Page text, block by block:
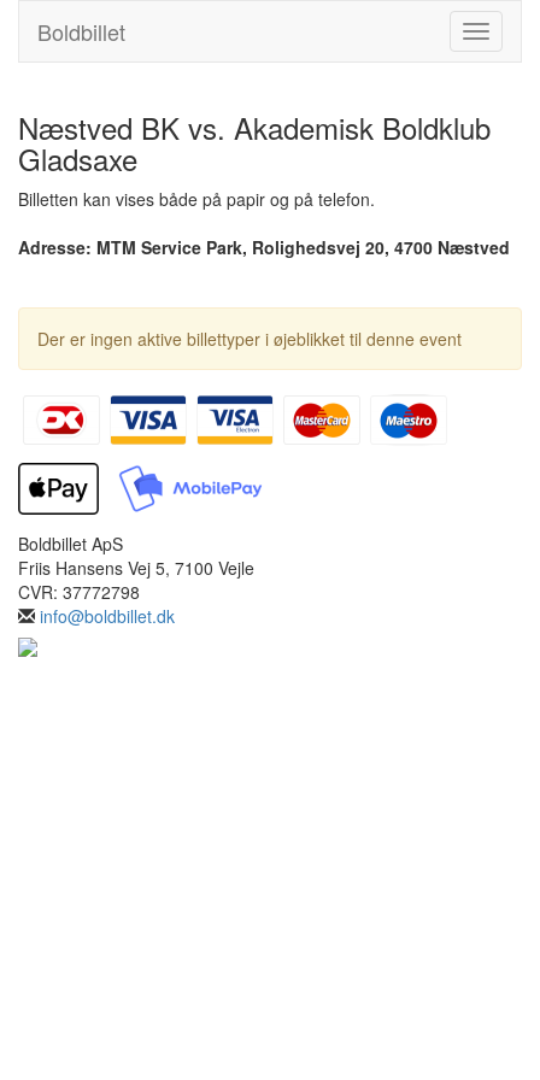
Toggle
Boldbillet
Næstved BK vs. Akademisk Boldklub
Gladsaxe
Billetten kan vises både på papir og på telefon.
Adresse: MTM Service Park, Rolighedsvej 20, 4700 Næstved
Der er ingen aktive billettyper i øjeblikket til denne event
Boldbillet ApS
Friis Hansens Vej 5, 7100 Vejle
CVR: 37772798
info@boldbillet.dk